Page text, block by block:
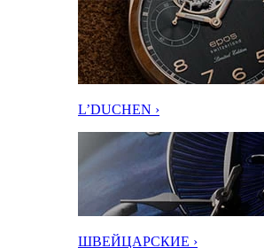
L’DUCHEN ›
ШВЕЙЦАРСКИЕ ›